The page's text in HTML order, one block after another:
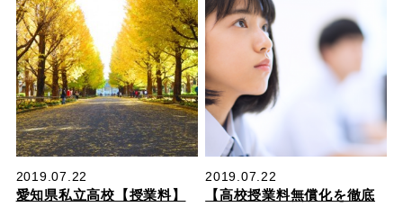
2019.07.22
愛知県私立高校【授業料】
2019.07.22
【高校授業料無償化を徹底